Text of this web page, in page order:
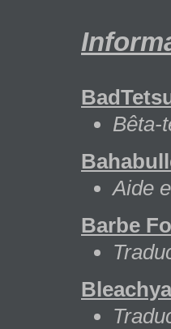
Bêta-
Aide
Barbe